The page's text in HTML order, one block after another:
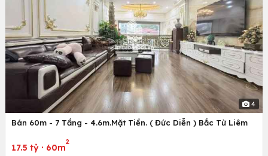
4
Bán 60m - 7 Tầng - 4.6m.Mặt Tiền. ( Đức Diễn ) Bắc Từ Liêm
17.5 tỷ · 60m
2